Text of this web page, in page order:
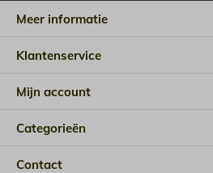
Meer informatie
Klantenservice
Mijn account
Categorieën
Contact